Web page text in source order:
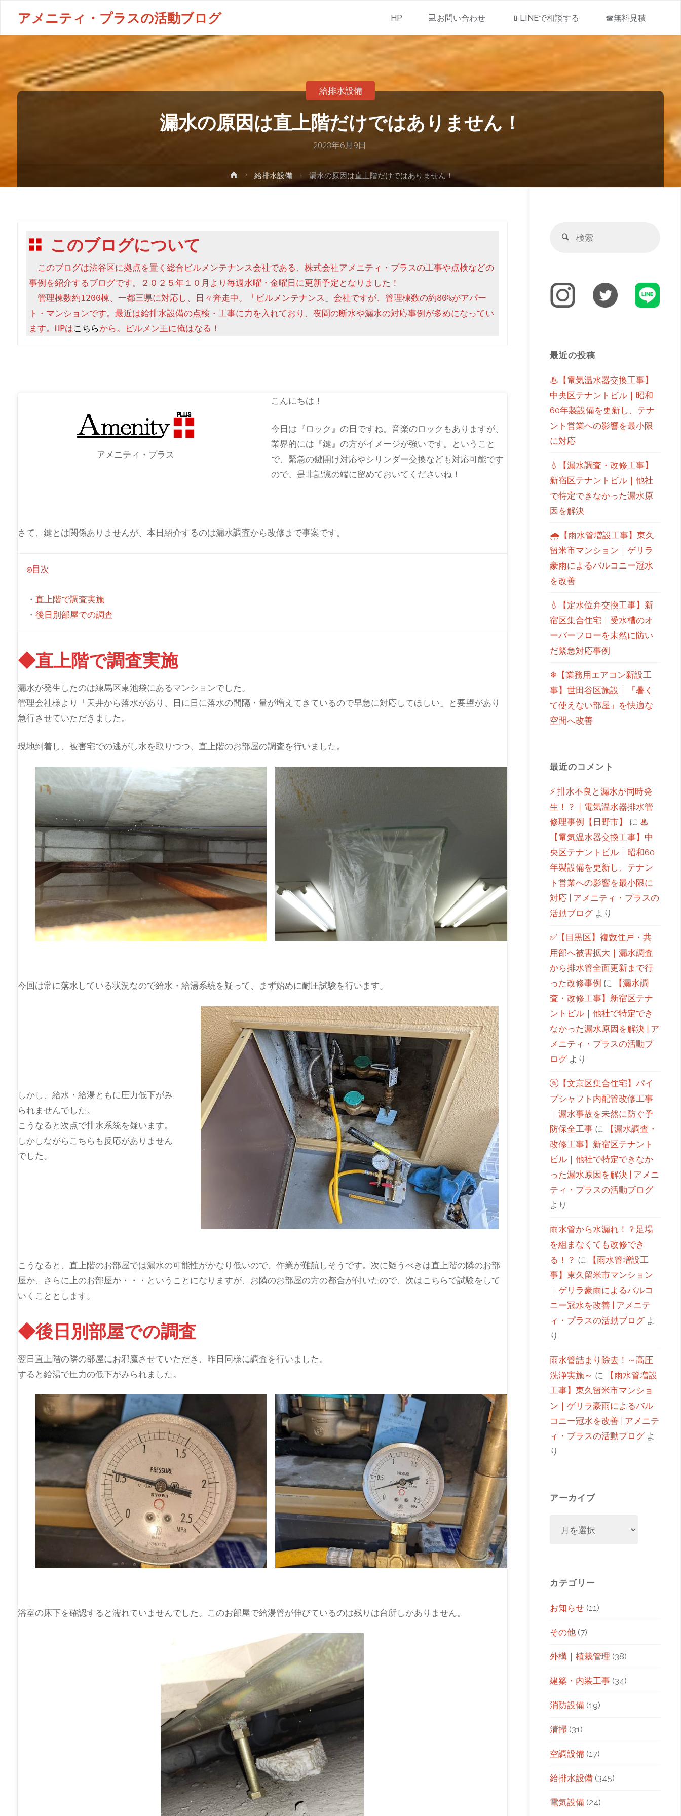
アメニティ・プラスの活動ブログ HP 💻お問い合わせ 📱LINEで相談する ☎無料見積
漏水の原因は直上階だけではありません！
2023年6月9日
給排水設備
給排水設備 漏水の原因は直上階だけではありません！
このブログについて
このブログは渋谷区に拠点を置く総合ビルメンテナンス会社である、株式会社アメニティ・プラスの工事や点検などの
事例を紹介するブログです。２０２５年１０月より毎週水曜・金曜日に更新予定となりました！
管理棟数約1200棟、一都三県に対応し、日々奔走中。「ビルメンテナンス」会社ですが、管理棟数の約80%がアパー
ト・マンションです。最近は給排水設備の点検・工事に力を入れており、夜間の断水や漏水の対応事例が多めになってい
ます。HPはこちらから。ビルメン王に俺はなる！
アメニティ・プラス
こんにちは！
今日は『ロック』の日ですね。音楽のロックもありますが、
業界的には『鍵』の方がイメージが強いです。ということ
で、緊急の鍵開け対応やシリンダー交換なども対応可能です
ので、是非記憶の端に留めておいてくださいね！
さて、鍵とは関係ありませんが、本日紹介するのは漏水調査から改修まで事案です。
◎目次
・ 直上階で調査実施
・ 後日別部屋での調査
◆直上階で調査実施
漏水が発生したのは練馬区東池袋にあるマンションでした。
管理会社様より「天井から落水があり、日に日に落水の間隔・量が増えてきているので早急に対応してほしい」と要望があり
急行させていただきました。
現地到着し、被害宅での逃がし水を取りつつ、直上階のお部屋の調査を行いました。
今回は常に落水している状況なので給水・給湯系統を疑って、まず始めに耐圧試験を行います。
しかし、給水・給湯ともに圧力低下がみ
られませんでした。
こうなると次点で排水系統を疑います。
しかしながらこちらも反応がありません
でした。
こうなると、直上階のお部屋では漏水の可能性がかなり低いので、作業が難航しそうです。次に疑うべきは直上階の隣のお部
屋か、さらに上のお部屋か・・・ということになりますが、お隣のお部屋の方の都合が付いたので、次はこちらで試験をして
いくこととします。
◆後日別部屋での調査
翌日直上階の隣の部屋にお邪魔させていただき、昨日同様に調査を行いました。
すると給湯で圧力の低下がみられました。
浴室の床下を確認すると濡れていませんでした。このお部屋で給湯管が伸びているのは残りは台所しかありません。
最近の投稿
♨【電気温水器交換工事】
中央区テナントビル｜昭和
60年製設備を更新し、テナ
ント営業への影響を最小限
に対応
💧【漏水調査・改修工事】
新宿区テナントビル｜他社
で特定できなかった漏水原
因を解決
🌧【雨水管増設工事】東久
留米市マンション｜ゲリラ
豪雨によるバルコニー冠水
を改善
💧【定水位弁交換工事】新
宿区集合住宅｜受水槽のオ
ーバーフローを未然に防い
だ緊急対応事例
❄【業務用エアコン新設工
事】世田谷区施設｜「暑く
て使えない部屋」を快適な
空間へ改善
最近のコメント
⚡ 排水不良と漏水が同時発
生！？｜電気温水器排水管
修理事例【日野市】
に ♨
【電気温水器交換工事】中
央区テナントビル｜昭和60
年製設備を更新し、テナン
ト営業への影響を最小限に
対応 | アメニティ・プラスの
活動ブログより
✅【目黒区】複数住戸・共
用部へ被害拡大｜漏水調査
から排水管全面更新まで行
った改修事例 に
【漏水調
査・改修工事】新宿区テナ
ントビル｜他社で特定でき
なかった漏水原因を解決 | ア
メニティ・プラスの活動ブ
ログより
🚰【文京区集合住宅】パイ
プシャフト内配管改修工事
｜漏水事故を未然に防ぐ予
防保全工事 に
【漏水調査・
改修工事】新宿区テナント
ビル｜他社で特定できなか
った漏水原因を解決 | アメニ
ティ・プラスの活動ブログ
より
雨水管から水漏れ！？足場
を組まなくても改修でき
る！？ に
【雨水管増設工
事】東久留米市マンション
｜ゲリラ豪雨によるバルコ
ニー冠水を改善 | アメニテ
ィ・プラスの活動ブログよ
り
雨水管詰まり除去！～高圧
洗浄実施～ に
【雨水管増設
工事】東久留米市マンショ
ン｜ゲリラ豪雨によるバル
コニー冠水を改善 | アメニテ
ィ・プラスの活動ブログよ
り
アーカイブ
カテゴリー
お知らせ (11)
その他 (7)
外構｜植栽管理 (38)
建築・内装工事 (34)
消防設備 (19)
清掃 (31)
空調設備 (17)
給排水設備 (345)
電気設備 (24)